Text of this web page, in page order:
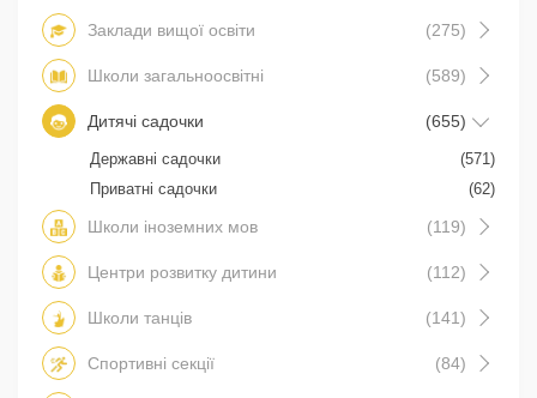
Заклади вищої освіти (275)
Школи загальноосвітні (589)
Дитячі садочки (655)
Державні садочки
(571)
Приватні садочки
(62)
Школи іноземних мов (119)
Центри розвитку дитини (112)
Школи танців (141)
Спортивні секції (84)